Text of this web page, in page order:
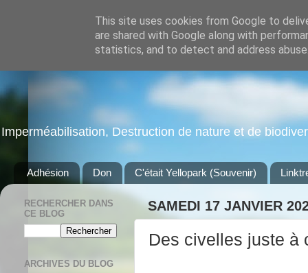
Imperméabilisation, Destruction de nature et de
Adhésion Don C'était Yellopark (Souvenir)
SAMEDI 17 JANVIER
Des civelles juste à
RECHERCHER DANS
CE BLOG
ARCHIVES DU BLOG
This site uses cookies from Google to
are shared with Google along with
statistics, and to detect and address